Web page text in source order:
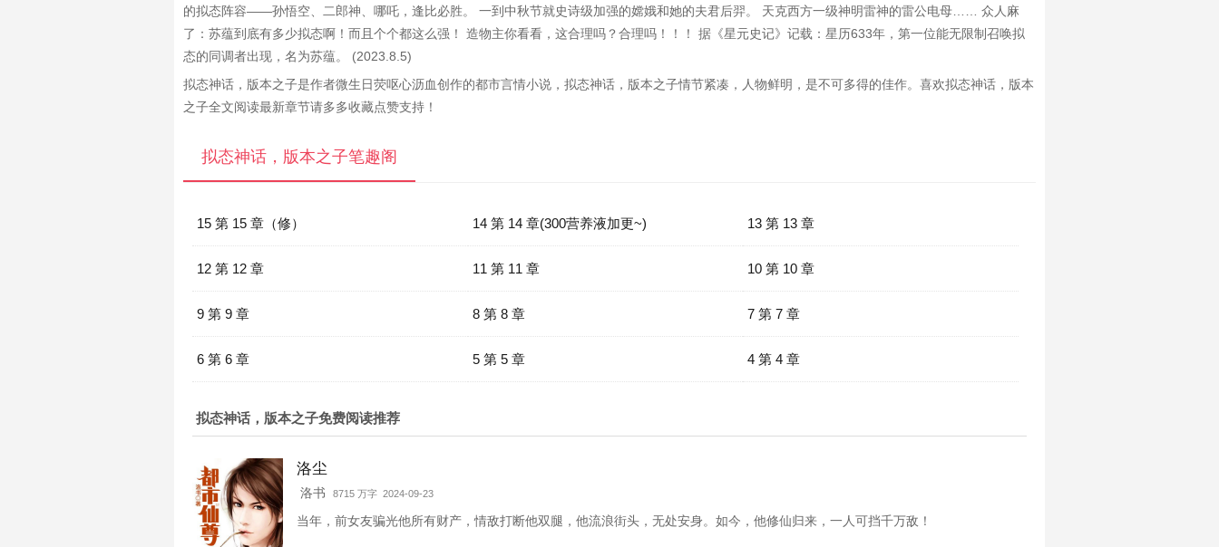
的拟态阵容——孙悟空、二郎神、哪吒，逢比必胜。 一到中秋节就史诗级加强的嫦娥和她的夫君后羿。 天克西方一级神明雷神的雷公电母…… 众人麻
了：苏蕴到底有多少拟态啊！而且个个都这么强！ 造物主你看看，这合理吗？合理吗！！！ 据《星元史记》记载：星历633年，第一位能无限制召唤拟
态的同调者出现，名为苏蕴。 (2023.8.5)
拟态神话，版本之子是作者微生日荧呕心沥血创作的都市言情小说，拟态神话，版本之子情节紧凑，人物鲜明，是不可多得的佳作。喜欢拟态神话，版本
之子全文阅读最新章节请多多收藏点赞支持！
拟态神话，版本之子笔趣阁
15 第 15 章（修） 14 第 14 章(300营养液加更~) 13 第 13 章
12 第 12 章 11 第 11 章 10 第 10 章
9 第 9 章 8 第 8 章 7 第 7 章
6 第 6 章 5 第 5 章 4 第 4 章
拟态神话，版本之子免费阅读推荐
洛尘
洛书 8715 万字 2024-09-23
当年，前女友骗光他所有财产，情敌打断他双腿，他流浪街头，无处安身。如今，他修仙归来，一人可挡千万敌！